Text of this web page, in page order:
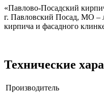
«Павлово-Посадский
г. Павловский Посад, МО –
кирпича и фасадного
Технические
Производитель